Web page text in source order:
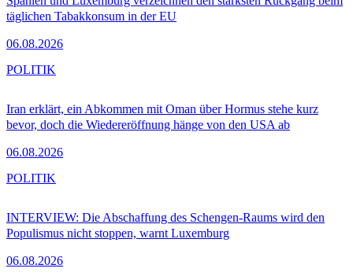
täglichen Tabakkonsum in der EU
06.08.2026
Iran erklärt, ein Abkommen mit Oman über Hormus stehe kurz
bevor, doch die Wiedereröffnung hänge von den USA ab
06.08.2026
POLITIK
INTERVIEW: Die Abschaffung des Schengen-Raums wird den
Populismus nicht stoppen, warnt Luxemburg
06.08.2026
POLITIK